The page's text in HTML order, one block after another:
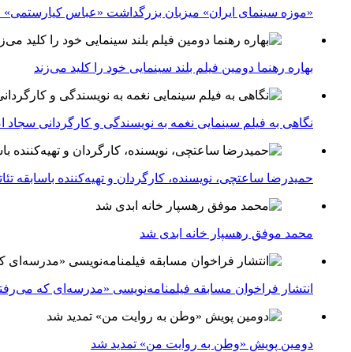
«موزه سینمای ایران» میزبان بزرگداشت «عباس
بهاره رهنما دومین فیلم بلند سینمایی خود را کلید می‌زند
نگاهی به فیلم سینمایی نغمه به نویسندگی و کارگردانی
حمیدرضا ساعتچی، نویسنده، کارگردان و تهیه‌کننده باسابقه
محمد موفق رهسپار خانه ابدی شد
انتشار فراخوان مسابقه فیلمنامه‌نویسی «مدرسه‌ای که
دومین پویش «وطن به روایت من» تمدید شد